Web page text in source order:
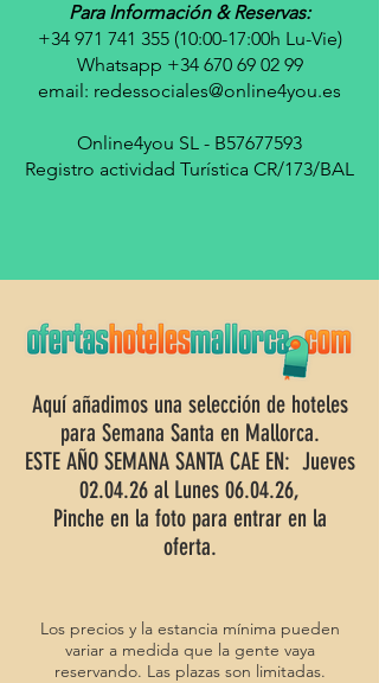
Para Información & Reservas:
+34 971 741 355 (10:00-17:00h Lu-Vie)
Whatsapp +34 670 69 02 99
email: redessociales@online4you.es
Online4you SL - B57677593
Registro actividad Turística CR/173/BAL
Aquí añadimos una selección de hoteles
para Semana Santa en Mallorca.
ESTE AÑO SEMANA SANTA CAE EN: Jueves
02.04.26 al Lunes 06.04.26,
Pinche en la foto para entrar en la
oferta.
Los precios y la estancia mínima pueden
variar a medida que la gente vaya
reservando. Las plazas son limitadas.